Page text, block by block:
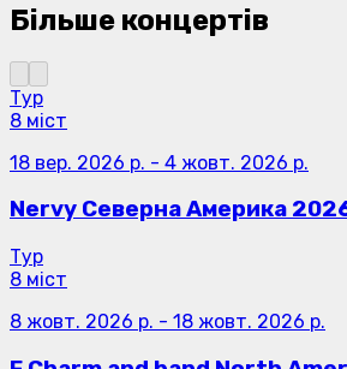
Більше концертів
Тур
8 міст
18 вер. 2026 р. - 4 жовт. 2026 р.
Nervy Северна Америка
Тур
8 міст
8 жовт. 2026 р. - 18 жовт. 2026 р.